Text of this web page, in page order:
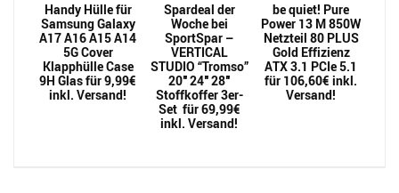
Handy Hülle für
Samsung Galaxy
A17 A16 A15 A14
5G Cover
Klapphülle Case
9H Glas für 9,99€
inkl. Versand!
Spardeal der
Woche bei
SportSpar –
VERTICAL
STUDIO “Tromso”
20″ 24″ 28″
Stoffkoffer 3er-
Set für 69,99€
inkl. Versand!
be quiet! Pure
Power 13 M 850W
Netzteil 80 PLUS
Gold Effizienz
ATX 3.1 PCIe 5.1
für 106,60€ inkl.
Versand!